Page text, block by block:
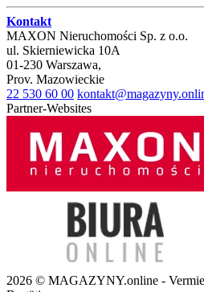
Kontakt
MAXON Nieruchomości Sp. z o.o.
ul. Skierniewicka 10A
01-230 Warszawa,
Prov. Mazowieckie
22 530 60 00
Partner-Websites
2026 © MAGAZYNY.online -